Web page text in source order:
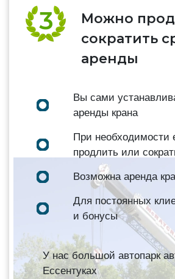
Можно
сократить
аренды
Вы сами
аренды крана
При необходимости
продлить или
Возможна аренда
Для постоянных
и бонусы
У нас большой автопарк
Ессентуках